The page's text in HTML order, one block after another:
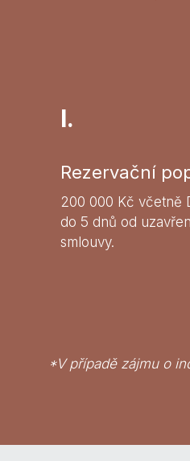
I.
Rezervační
200 000 Kč včetně
do 5 dnů od
smlouvy.
*V případě zájmu o